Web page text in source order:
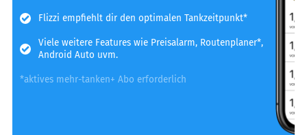
Flizzi empfiehlt dir den optimalen Tankzeitpunkt*
Viele weitere Features wie Preisalarm, Routenplaner*,
Android Auto uvm.
*aktives mehr-tanken+ Abo erforderlich